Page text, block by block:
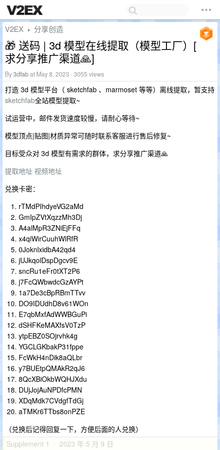
V2EX › 分享创造
🎁 送码 | 3d 模型在线提取（模型工厂）[
求分享推广渠道🙏]
By3dfabat May 8, 2023 · 3055 views
打造 3d 模型平台（ sketchfab 、marmoset 等等）离线提取，暂支持
sketchfab全站模型提取~
试运营中，邮件发货速度较慢，请耐心等待~
模型顶点|贴图|材质异常可随时联系客服进行售后修复~
目标受众对 3d 模型有需求的群体，求分享推广渠道🙏
提取地址 视频地址
兑换卡密：
rTMdPIhdyeVG2aMd
GmIpZVtXqzzMh3Dj
A4alMpR3ZNiEjFFq
x4qiWirCuuhWlRfR
0JoknlxidbA42qd4
jUJkqolDspDgcv9E
sncRu1eFr0tXT2P6
j7FcQWbwdcGzAYPt
1a7De3cBpRBmTTvv
DO9IDUdhD8v61WOn
E7qbMxfAdWWBGuPi
dSHFKeMAXfsV0TzP
ytpEBZ0SOjrvhk4g
YGCLGKbakP31fppe
FcWkH4nDik8aQLbr
y7BUEtpQMAkR2qJ6
8QcXBiOkbWQHJXdu
DUjJojAuNPDfcPMN
XDqMdk7CVdgfTdGj
aTMKr6TTbs8onPZE
（兑换后记得回复一下，方便后面的人兑换）
Supplement 1 · 2023 年 5 月 9 日